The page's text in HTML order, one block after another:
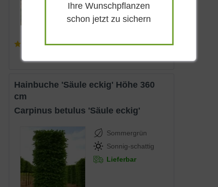
(1)
Hainbuche 'Säule eckig' Höhe 360
cm
Carpinus betulus 'Säule eckig'
Sommergrün
Sonnig-schattig
Lieferbar
Ihre Wunschpflanzen
schon jetzt zu sichern